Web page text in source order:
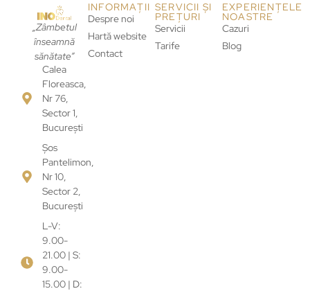
„Zâmbetul
înseamnă
sănătate”
Calea
Floreasca,
Nr 76,
Sector 1,
București
Șos
Pantelimon,
Nr 10,
Sector 2,
București
L-V:
9.00-
21.00 | S:
9.00-
15.00 | D:
INFORMAȚII
Despre noi
Hartă website
Contact
SERVICII ȘI
PREȚURI
Servicii
Tarife
EXPERIENȚELE
NOASTRE
Cazuri
Blog